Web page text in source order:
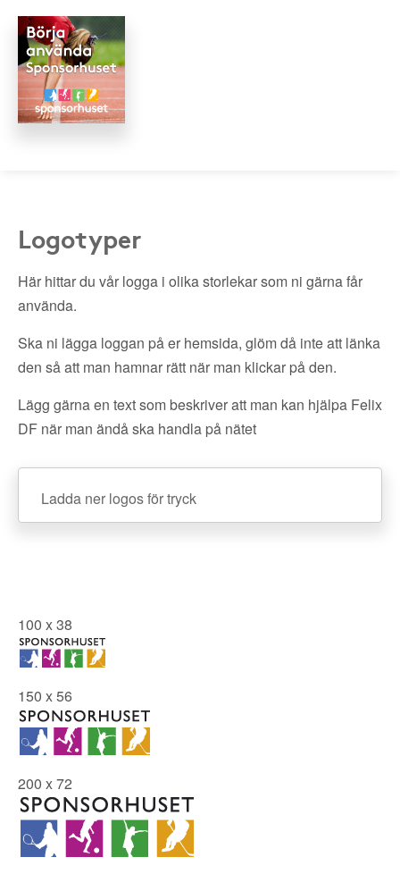
Logotyper
Här hittar du vår logga i olika storlekar som ni gärna får
använda.
Ska ni lägga loggan på er hemsida, glöm då inte att länka
den så att man hamnar rätt när man klickar på den.
Lägg gärna en text som beskriver att man kan hjälpa Felix
DF när man ändå ska handla på nätet
Ladda ner logos för tryck
100 x 38
150 x 56
200 x 72